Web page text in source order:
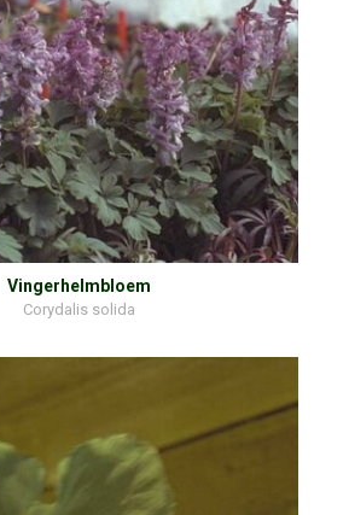
Vingerhelmbloem
Corydalis solida